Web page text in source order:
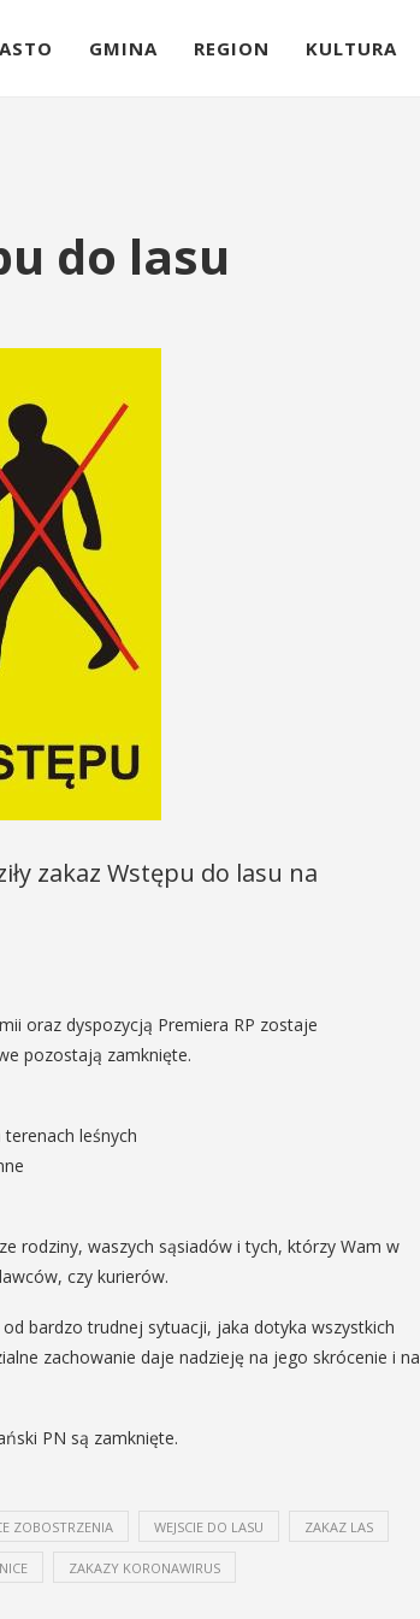
GMINA REGION KULTURA
do lasu
zakaz Wstępu do lasu na
oraz dyspozycją Premiera RP zostaje
pozostają zamknięte.
leśnych
rodziny, waszych sąsiadów i tych, którzy Wam w
czy kurierów.
bardzo trudnej sytuacji, jaka dotyka wszystkich
zachowanie daje nadzieję na jego skrócenie i na
PN są zamknięte.
ZOBOSTRZENIA WEJSCIE DO LASU ZAKAZ LAS
ZAKAZY KORONAWIRUS